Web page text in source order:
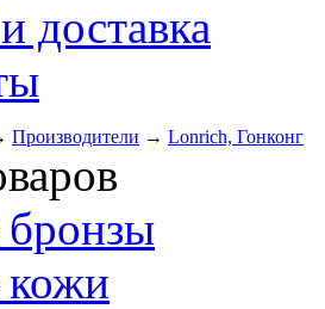
доставка
Производители → Lonrich, Гонконг
кожи